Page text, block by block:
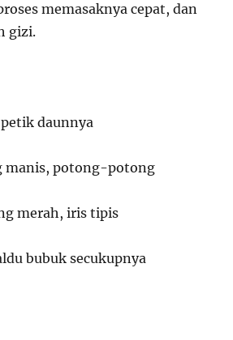
memasaknya cepat, dan
gizi.
daunnya
manis, potong-potong
merah, iris tipis
bubuk secukupnya